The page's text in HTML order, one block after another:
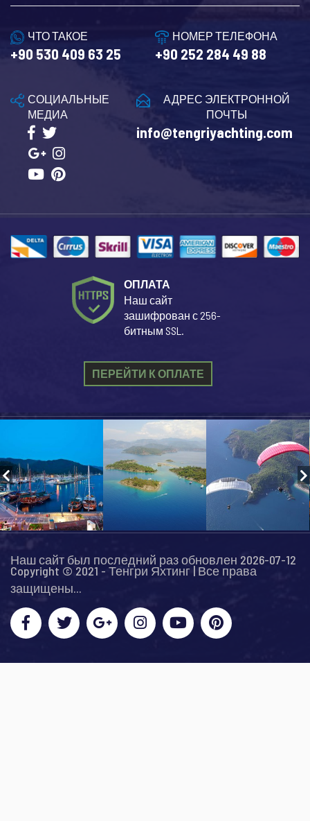
ЧТО ТАКОЕ
+90 530 409 63 25
НОМЕР ТЕЛЕФОНА
+90 252 284 49 88
АДРЕС ЭЛЕКТРОННОЙ
ПОЧТЫ
info@tengriyachting.com
СОЦИАЛЬНЫЕ
МЕДИА
ОПЛАТА
Наш сайт
зашифрован с 256-
битным SSL.
ПЕРЕЙТИ К ОПЛАТЕ
Наш сайт был последний раз обновлен 2026-07-12
Copyright © 2021 - Тенгри Яхтинг | Все права
защищены...